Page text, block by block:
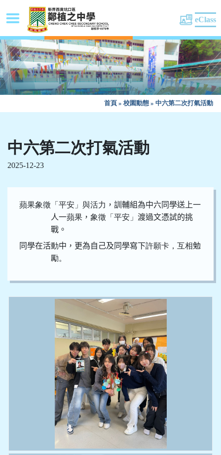
eClass
首頁 » 校園動態 » 中六第二次打氣活動
中六第二次打氣活動
2025-12-23
蘋果象徵「平安」與活力 ，訓輔組為中六同學送上一
人一蘋果 ， 象徵「平安」 渡過文憑試的挑
戰。
同學在活動中，更為自己及同學寫下許願卡，互相勉
勵。